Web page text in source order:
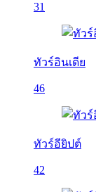
31
ทัวร์อินเดีย
46
ทัวร์อียิปต์
42